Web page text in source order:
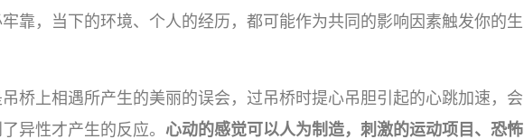
靠，当下的环境、个人的经历，都可能作为共同的影响因素触发你的生
桥上相遇所产生的美丽的误会，过吊桥时提心吊胆引起的心跳加速，会
异性才产生的反应。 心动的感觉可以人为制造，刺激的运动项目、恐怖